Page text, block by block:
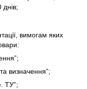
днів;
вимогам яких
визначення”;
ТУ”;